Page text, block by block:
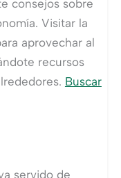
consejos sobre
Visitar la
aprovechar al
recursos
Buscar
servido de